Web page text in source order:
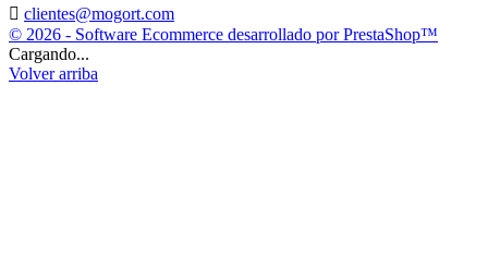
 clientes@mogort.com
© 2026 - Software Ecommerce desarrollado por PrestaShop™
Cargando...
Volver arriba